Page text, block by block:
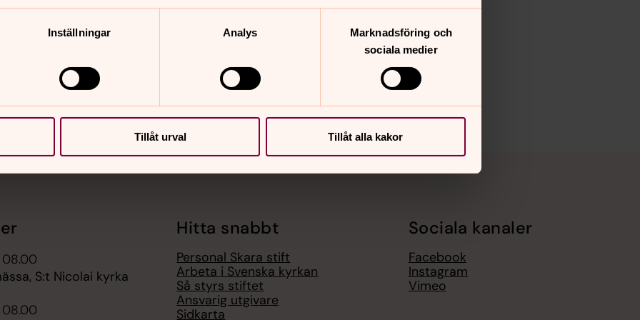
Inställningar Analys
Marknadsföring och
sociala medier
Tillåt urval Tillåt alla kakor
S:t Nicolai kyrka
Hitta snabbt
Personal Skara stift
Arbeta i Svenska kyrkan
Så styrs stiftet
Ansvarig utgivare
Sidkarta
Sociala kanaler
Facebook
Instagram
Vimeo